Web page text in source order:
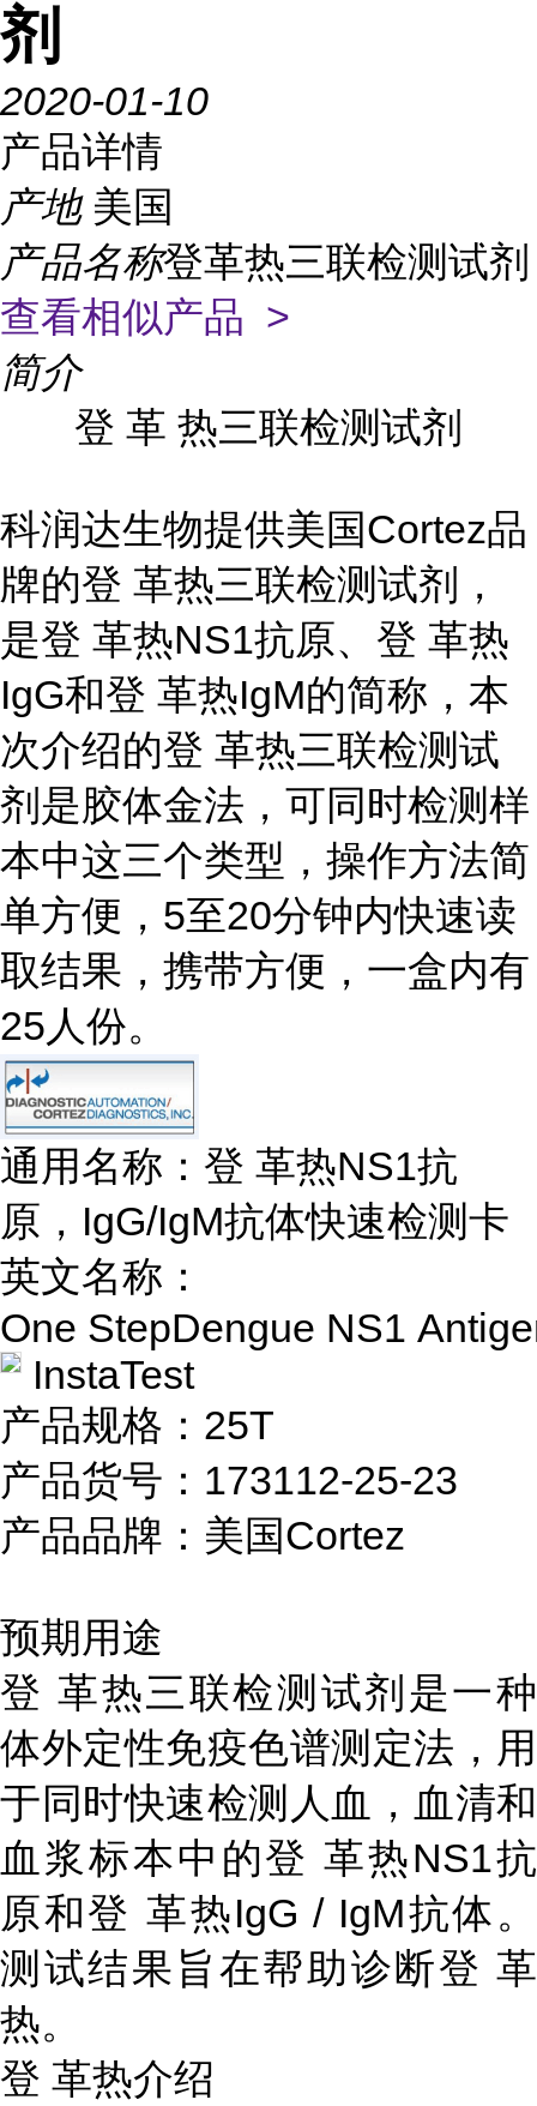
剂
2020-01-10
产品详情
产地 美国
产品名称登革热三联检测试剂
查看相似产品 >
简介
登 革 热三联检测试剂
科润达生物提供美国Cortez品
牌的登 革热三联检测试剂，
是登 革热NS1抗原、登 革热
IgG和登 革热IgM的简称，本
次介绍的登 革热三联检测试
剂是胶体金法，可同时检测样
本中这三个类型，操作方法简
单方便，5至20分钟内快速读
取结果，携带方便，一盒内有
25人份。
通用名称：登 革热NS1抗
原，IgG/IgM抗体快速检测卡
英文名称：
One StepDengue NS1
InstaTest
产品规格：25T
产品货号：173112-25-23
产品品牌：美国Cortez
预期用途
登 革热三联检测试剂是一种
体外定性免疫色谱测定法，用
于同时快速检测人血，血清和
血浆标本中的登 革热NS1抗
原和登 革热IgG / IgM抗体。
测试结果旨在帮助诊断登 革
热。
登 革热介绍